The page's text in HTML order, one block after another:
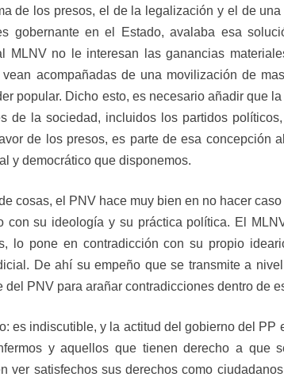
de los presos, el de la legalización y el de
gobernante en el Estado, avalaba esa
MLNV no le interesan las ganancias
acompañadas de una movilización de
popular. Dicho esto, es necesario añadir que
de la sociedad, incluidos los partidos
de los presos, es parte de esa concepción
y democrático que disponemos.
cosas, el PNV hace muy bien en no hacer
con su ideología y su práctica política. El
lo pone en contradicción con su propio
De ahí su empeño que se transmite a
del PNV para arañar contradicciones dentro de
es indiscutible, y la actitud del gobierno del PP
y aquellos que tienen derecho a que
ver satisfechos sus derechos como